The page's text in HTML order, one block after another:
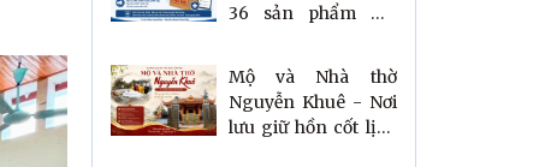
36 sản phẩm mỹ
định
Mộ và Nhà thờ
Nguyễn Khuê - Nơi
lưu giữ hồn cốt lịch